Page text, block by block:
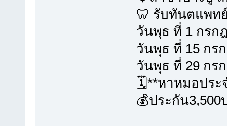
🦷 รับทันตแพท
วันพุธ ที่ 1 กรก
วันพุธ ที่ 15 กร
วันพุธ ที่ 29 กร
🗓️**หาหมอประ
💰ประกัน3,500